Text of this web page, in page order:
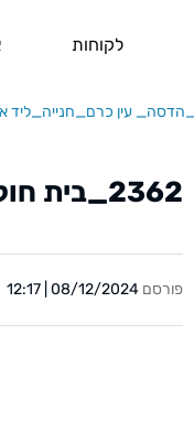
לקוחות
2362_בית חולים_הדסה_ עין כרם_חנייה_ליד אשפוז
פורסם 08/12/2024 | 12:17